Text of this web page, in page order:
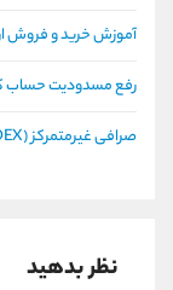
آموزش خرید و فروش
رفع مسدودیت حساب
صرافی غیرمتمرکز (DEX) چیست؟
نظر بدهید